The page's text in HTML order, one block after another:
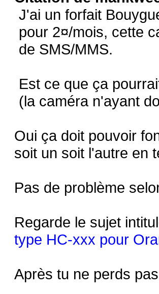
J'ai un forfait
pour 2¤/mois, cette
de SMS/MMS.
Est ce que ça
(la caméra n'ayant
Oui ça doit pouvoir
soit un soit l'autre en
Pas de problème
Regarde le sujet
type HC-xxx pour
Après tu ne perds